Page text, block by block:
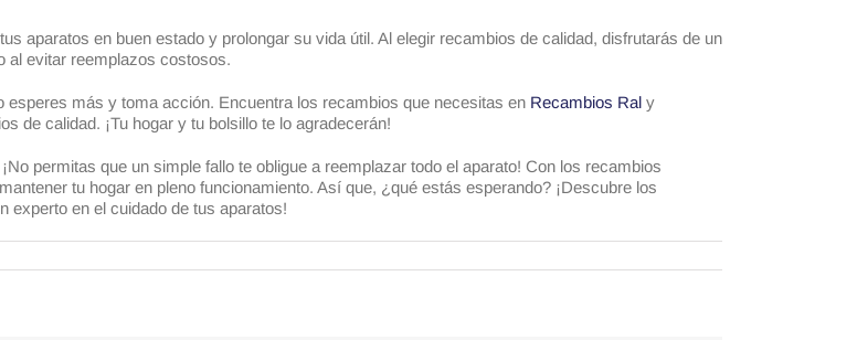
aparatos en buen estado y prolongar su vida útil. Al elegir recambios de calidad, disfrutarás de un
al evitar reemplazos costosos.
más y toma acción. Encuentra los recambios que necesitas en Recambios Ral y
de calidad. ¡Tu hogar y tu bolsillo te lo agradecerán!
permitas que un simple fallo te obligue a reemplazar todo el aparato! Con los recambios
tu hogar en pleno funcionamiento. Así que, ¿qué estás esperando? ¡Descubre los
experto en el cuidado de tus aparatos!